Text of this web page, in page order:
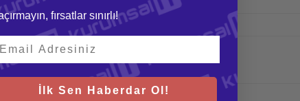
fırsatlar sınırlı!
İlk Sen Haberdar Ol!